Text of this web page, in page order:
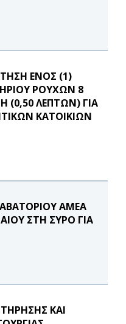
ΕΝΟΣ (1)
ΡΟΥΧΩΝ 8
(0,50 ΛΕΠΤΩΝ) ΓΙΑ
ΚΑΤΟΙΚΙΩΝ
ΑΜΕΑ
ΣΤΗ ΣΥΡΟ ΓΙΑ
ΚΑΙ